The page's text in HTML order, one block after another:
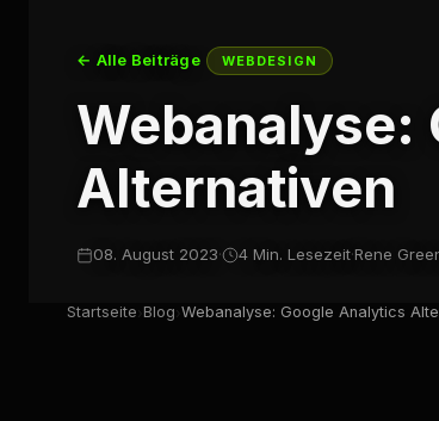
← Alle Beiträge WEBDESIGN
Webanalyse:
Alternativen
08. August 2023· 4 Min. Lesezeit·Rene
Startseite Blog Webanalyse: Google Analytics